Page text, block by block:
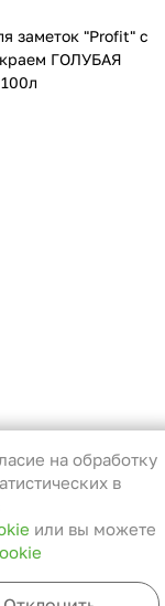
заметок "Profit" с
ГОЛУБАЯ
Вы
вас об
на обработку
в
или вы можете